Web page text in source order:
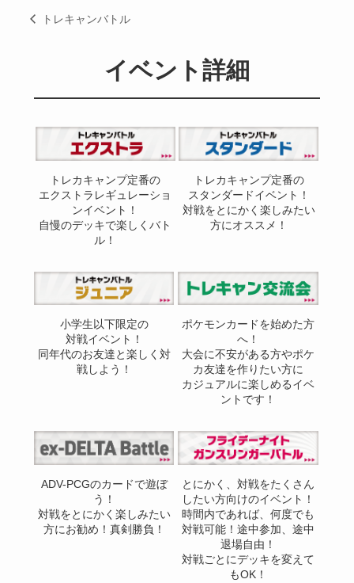
トレキャンバトル
イベント詳細
トレカキャンプ定番の
エクストラレギュレーショ
ンイベント！
自慢のデッキで楽しくバト
ル！
トレカキャンプ定番の
スタンダードイベント！
対戦をとにかく楽しみたい
方にオススメ！
小学生以下限定の
対戦イベント！
同年代のお友達と楽しく対
戦しよう！
ポケモンカードを始めた方
へ！
大会に不安がある方やポケ
カ友達を作りたい方に
カジュアルに楽しめるイベ
ントです！
ADV-PCGのカードで遊ぼ
う！
対戦をとにかく楽しみたい
方にお勧め！真剣勝負！
とにかく、対戦をたくさん
したい方向けのイベント！
時間内であれば、何度でも
対戦可能！途中参加、途中
退場自由！
対戦ごとにデッキを変えて
もOK！